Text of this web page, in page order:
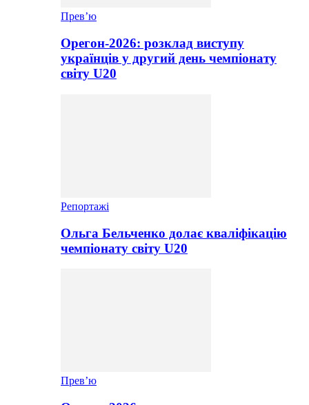
Прев’ю
Орегон-2026: розклад виступу
українців у другий день чемпіонату
світу U20
Репортажі
Ольга Бельченко долає кваліфікацію
чемпіонату світу U20
Прев’ю